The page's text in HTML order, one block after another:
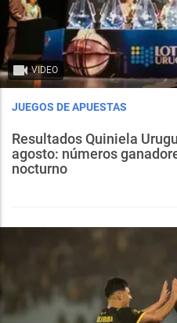
VIDEO
JUEGOS DE APUESTAS
Resultados Quiniela
agosto: números
nocturno